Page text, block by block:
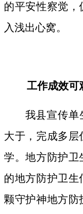
的平安性察觉
入浅出心窝。
工作成效可
我县宣传单
大于，完成多
学。地方防护卫
的地方防护卫
颗守护神地方防